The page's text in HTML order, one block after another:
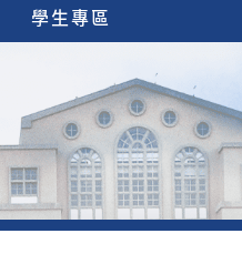
學生專區